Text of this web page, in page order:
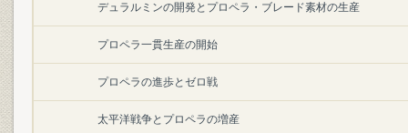
デュラルミンの開発とプロペラ・ブレード素材の生産
プロペラ一貫生産の開始
プロペラの進歩とゼロ戦
太平洋戦争とプロペラの増産